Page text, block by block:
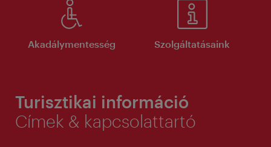
Akadálymentesség Szolgáltatásaink
Turisztikai információ
Címek & kapcsolattartó